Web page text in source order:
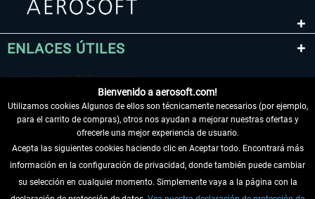
ENLACES ÚTILES
DESISTIR DEL CONTRATO
Bienvenido a aerosoft.com!
Utilizamos cookies Algunos de ellos son técnicamente necesarios (por ejemplo,
para el carrito de compras), otros nos ayudan a mejorar nuestras ofertas y
ofrecerle una mejor experiencia de usuario.
Acepta las siguientes cookies haciendo clic en Aceptar todo. Encontrará más
información en la configuración de privacidad, donde también puede cambiar
su selección en cualquier momento. Simplemente vaya a la página con la